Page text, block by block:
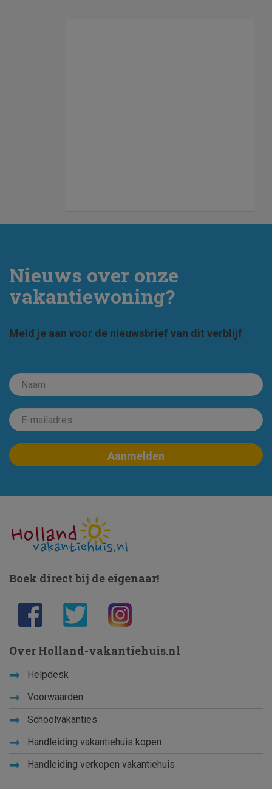
Nieuws over onze
vakantiewoning?
Meld je aan voor de nieuwsbrief van dit verblijf
Boek direct bij de eigenaar!
Over Holland-vakantiehuis.nl
Helpdesk
Voorwaarden
Schoolvakanties
Handleiding vakantiehuis kopen
Handleiding verkopen vakantiehuis